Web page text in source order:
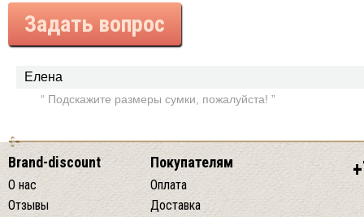
Задать вопрос
Елена
“ Подскажите размеры сумки, пожалуйста! ”
Brand-discount
О нас
Отзывы
Покупателям
Оплата
Доставка